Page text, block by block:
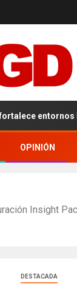
OPINIÓN
Insight
DESTACADA